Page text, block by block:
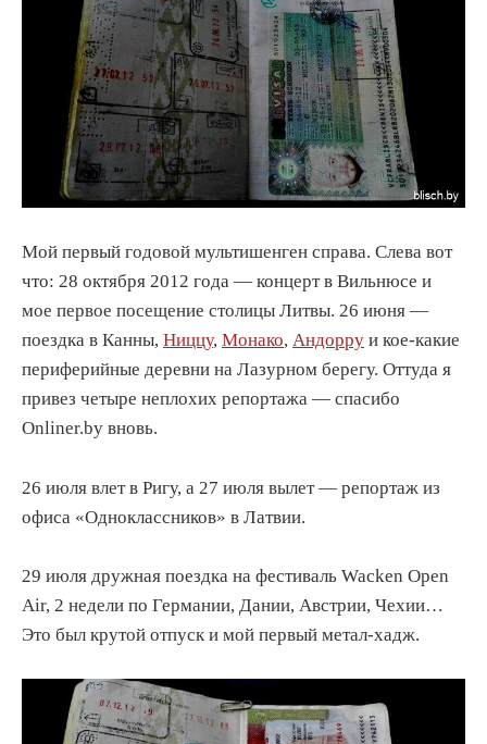
Мой первый годовой мультишенген справа. Слева вот
что: 28 октября 2012 года — концерт в Вильнюсе и
мое первое посещение столицы Литвы. 26 июня —
поездка в Канны, Ниццу, Монако, Андорру и кое-какие
периферийные деревни на Лазурном берегу. Оттуда я
привез четыре неплохих репортажа — спасибо
Onliner.by вновь.
26 июля влет в Ригу, а 27 июля вылет — репортаж из
офиса «Одноклассников» в Латвии.
29 июля дружная поездка на фестиваль Wacken Open
Air, 2 недели по Германии, Дании, Австрии, Чехии…
Это был крутой отпуск и мой первый метал-хадж.